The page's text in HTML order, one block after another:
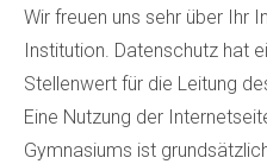
Wir freuen uns sehr über Ihr
Institution. Datenschutz hat
Stellenwert für die Leitung
Eine Nutzung der
Gymnasiums ist